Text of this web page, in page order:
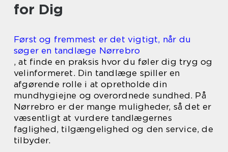
for Dig
Først og fremmest er det vigtigt, når du
søger en tandlæge Nørrebro
, at finde en praksis hvor du føler dig tryg og
velinformeret. Din tandlæge spiller en
afgørende rolle i at opretholde din
mundhygiejne og overordnede sundhed. På
Nørrebro er der mange muligheder, så det er
væsentligt at vurdere tandlægernes
faglighed, tilgængelighed og den service, de
tilbyder.